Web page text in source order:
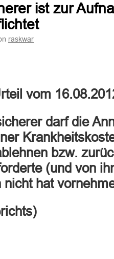
ist zur
raskwar
vom
darf die
bzw.
(und von
nicht hat